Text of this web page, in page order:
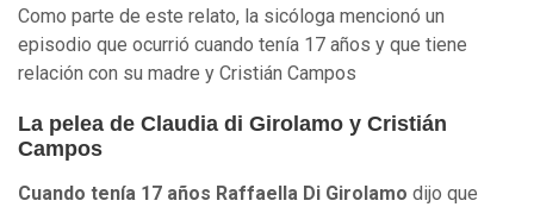
Como parte de este relato, la sicóloga mencionó un
episodio que ocurrió cuando tenía 17 años y que tiene
relación con su madre y Cristián Campos
La pelea de Claudia di Girolamo y Cristián
Campos
Cuando tenía 17 años Raffaella Di Girolamo dijo que